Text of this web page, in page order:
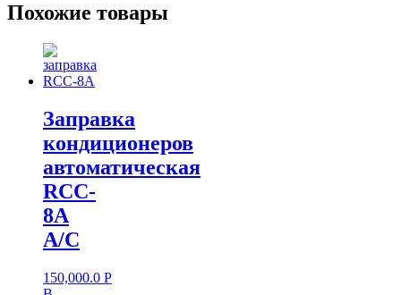
Похожие товары
Заправка
кондиционеров
автоматическая
RCC-
8A
A/C
150,000.0 Р